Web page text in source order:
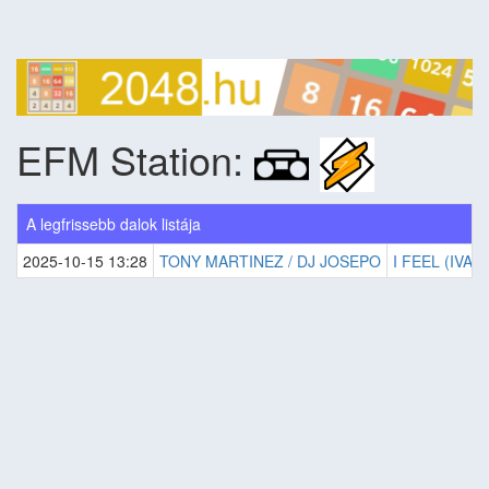
EFM Station:
A legfrissebb dalok listája
2025-10-15 13:28 TONY MARTINEZ / DJ JOSEPO I FEEL